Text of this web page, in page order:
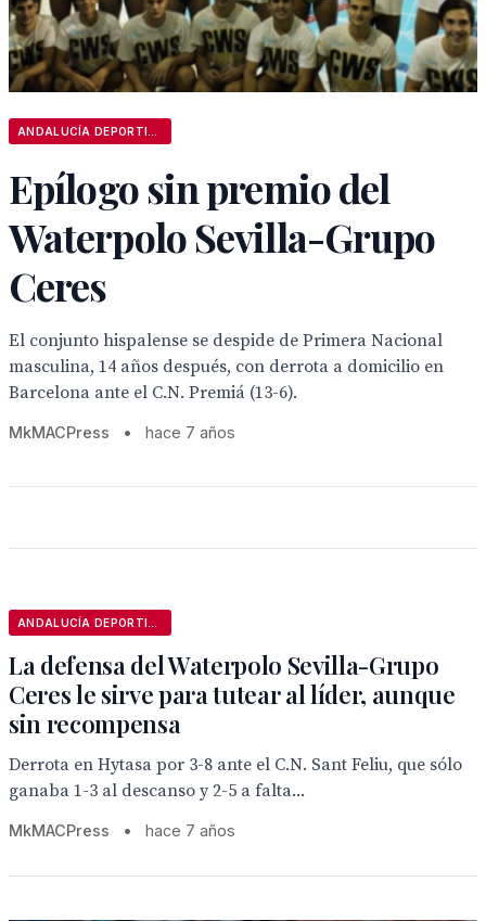
Epílogo sin premio del
Waterpolo Sevilla-Grupo
Ceres
El conjunto hispalense se despide de Primera Nacional
masculina, 14 años después, con derrota a domicilio en
Barcelona ante el C.N. Premiá (13-6).
MkMACPress • hace 7 años
La defensa del Waterpolo Sevilla-Grupo
Ceres le sirve para tutear al líder, aunque
sin recompensa
Derrota en Hytasa por 3-8 ante el C.N. Sant Feliu, que sólo
ganaba 1-3 al descanso y 2-5 a falta...
MkMACPress • hace 7 años